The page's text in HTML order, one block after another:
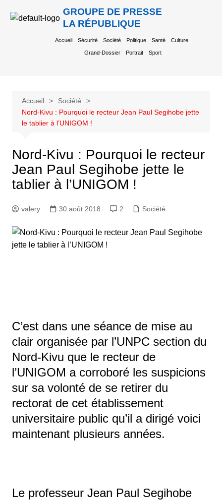
GROUPE DE PRESSE
LA RÉPUBLIQUE
Accueil Sécurité Société Politique Santé Culture
Grand-Dossier Portrait Sport
Accueil
Société
Nord-Kivu : Pourquoi le recteur Jean Paul Segihobe jette
le tablier à l’UNIGOM !
Nord-Kivu : Pourquoi le recteur
Jean Paul Segihobe jette le
tablier à l’UNIGOM !
valery 30 août 2018 2 Société
C’est dans une séance de mise au
clair organisée par l’UNPC section du
Nord-Kivu que le recteur de
l’UNIGOM a corroboré les suspicions
sur sa volonté de se retirer du
rectorat de cet établissement
universitaire public qu’il a dirigé voici
maintenant plusieurs années.
Le professeur Jean Paul Segihobe